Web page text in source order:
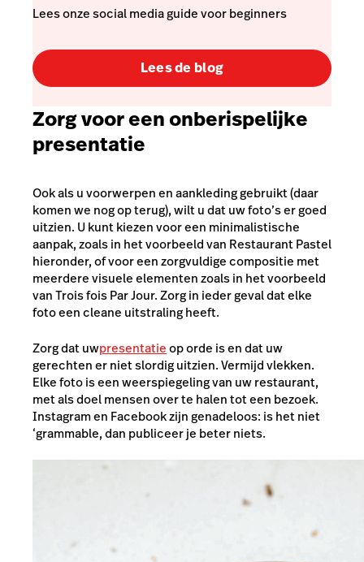
Lees onze social media guide voor beginners
Lees de blog
Zorg voor een onberispelijke
presentatie
Ook als u voorwerpen en aankleding gebruikt (daar
komen we nog op terug), wilt u dat uw foto’s er goed
uitzien. U kunt kiezen voor een minimalistische
aanpak, zoals in het voorbeeld van Restaurant Pastel
hieronder, of voor een zorgvuldige compositie met
meerdere visuele elementen zoals in het voorbeeld
van Trois fois Par Jour. Zorg in ieder geval dat elke
foto een cleane uitstraling heeft.
Zorg dat uwpresentatieop orde is en dat uw
gerechten er niet slordig uitzien. Vermijd vlekken.
Elke foto is een weerspiegeling van uw restaurant,
met als doel mensen over te halen tot een bezoek.
Instagram en Facebook zijn genadeloos: is het niet
‘grammable, dan publiceer je beter niets.